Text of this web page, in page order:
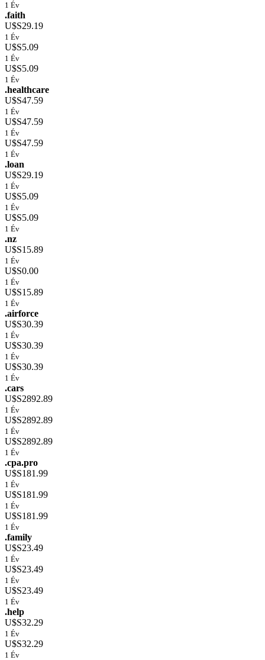
1 Év
.faith
U$S29.19
1 Év
U$S5.09
1 Év
U$S5.09
1 Év
.healthcare
U$S47.59
1 Év
U$S47.59
1 Év
U$S47.59
1 Év
.loan
U$S29.19
1 Év
U$S5.09
1 Év
U$S5.09
1 Év
.nz
U$S15.89
1 Év
U$S0.00
1 Év
U$S15.89
1 Év
.airforce
U$S30.39
1 Év
U$S30.39
1 Év
U$S30.39
1 Év
.cars
U$S2892.89
1 Év
U$S2892.89
1 Év
U$S2892.89
1 Év
.cpa.pro
U$S181.99
1 Év
U$S181.99
1 Év
U$S181.99
1 Év
.family
U$S23.49
1 Év
U$S23.49
1 Év
U$S23.49
1 Év
.help
U$S32.29
1 Év
U$S32.29
1 Év